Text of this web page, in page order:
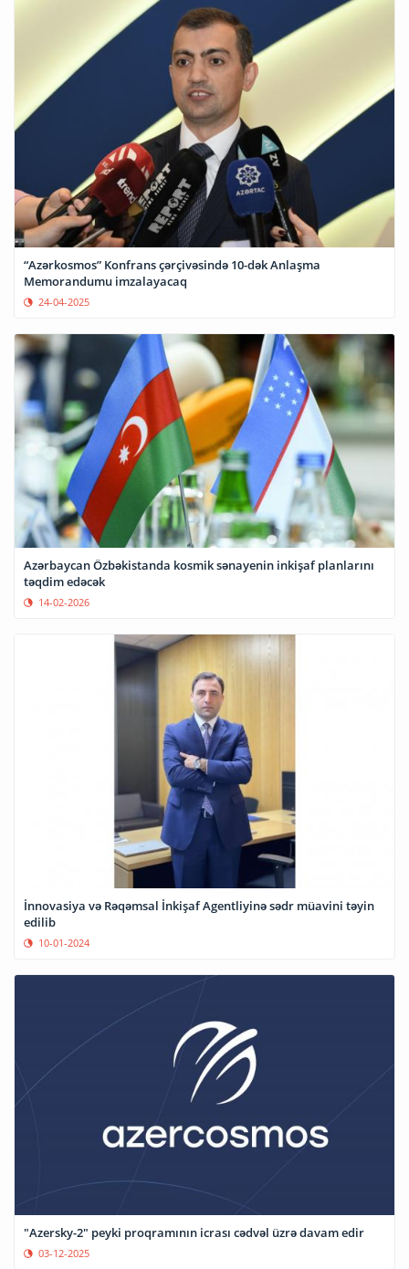
“Azərkosmos” Konfrans çərçivəsində 10-dək Anlaşma
Memorandumu imzalayacaq
24-04-2025
Azərbaycan Özbəkistanda kosmik sənayenin inkişaf planlarını
təqdim edəcək
14-02-2026
İnnovasiya və Rəqəmsal İnkişaf Agentliyinə sədr müavini təyin
edilib
10-01-2024
"Azersky-2" peyki proqramının icrası cədvəl üzrə davam edir
03-12-2025